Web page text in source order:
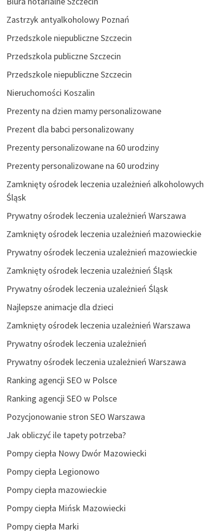
Zastrzyk antyalkoholowy Poznań
Przedszkole niepubliczne Szczecin
Przedszkola publiczne Szczecin
Przedszkole niepubliczne Szczecin
Nieruchomości Koszalin
Prezenty na dzien mamy personalizowane
Prezent dla babci personalizowany
Prezenty personalizowane na 60 urodziny
Prezenty personalizowane na 60 urodziny
Zamknięty ośrodek leczenia uzależnień alkoholowych
Śląsk
Prywatny ośrodek leczenia uzależnień Warszawa
Zamknięty ośrodek leczenia uzależnień mazowieckie
Prywatny ośrodek leczenia uzależnień mazowieckie
Zamknięty ośrodek leczenia uzależnień Śląsk
Prywatny ośrodek leczenia uzależnień Śląsk
Najlepsze animacje dla dzieci
Zamknięty ośrodek leczenia uzależnień Warszawa
Prywatny ośrodek leczenia uzależnień
Prywatny ośrodek leczenia uzależnień Warszawa
Ranking agencji SEO w Polsce
Ranking agencji SEO w Polsce
Pozycjonowanie stron SEO Warszawa
Jak obliczyć ile tapety potrzeba?
Pompy ciepła Nowy Dwór Mazowiecki
Pompy ciepła Legionowo
Pompy ciepła mazowieckie
Pompy ciepła Mińsk Mazowiecki
Pompy ciepła Marki